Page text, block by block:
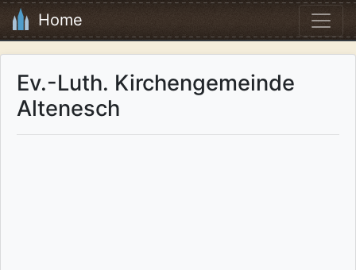
Home
Ev.-Luth. Kirchengemeinde
Altenesch